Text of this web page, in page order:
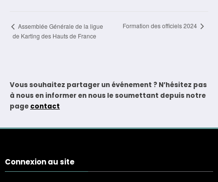
Navigation
Évènement
Assemblée Générale de la ligue
de Karting des Hauts de France
Formation des officiels 2024
Vous souhaitez partager un événement ? N’hésitez pas
à nous en informer en nous le soumettant depuis notre
page contact
Connexion au site